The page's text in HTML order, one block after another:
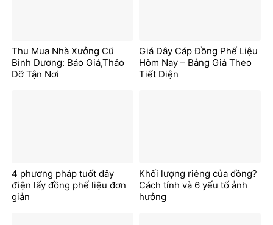
Thu Mua Nhà Xưởng Cũ
Bình Dương: Báo Giá,Tháo
Dỡ Tận Nơi
Giá Dây Cáp Đồng Phế Liệu
Hôm Nay – Bảng Giá Theo
Tiết Diện
4 phương pháp tuốt dây
điện lấy đồng phế liệu đơn
giản
Khối lượng riêng của đồng?
Cách tính và 6 yếu tố ảnh
hưởng